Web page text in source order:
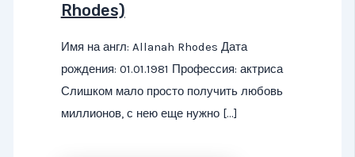
Rhodes)
Имя на англ: Allanah Rhodes Дата
рождения: 01.01.1981 Профессия: актриса
Слишком мало просто получить любовь
миллионов, с нею еще нужно […]